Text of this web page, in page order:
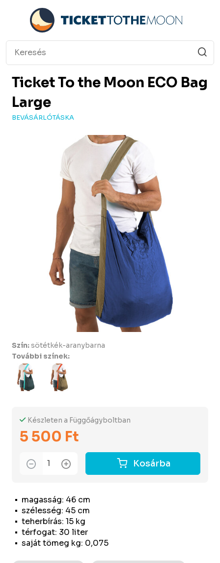
Ticket To the Moon ECO Bag
Large
BEVÁSÁRLÓTÁSKA
magasság: 46 cm
szélesség: 45 cm
teherbírás: 15 kg
térfogat: 30 liter
saját tömeg kg: 0,075
Készleten a Függőágyboltban
5 500 Ft
Kosárba
Szín:sötétkék-aranybarna
További színek: